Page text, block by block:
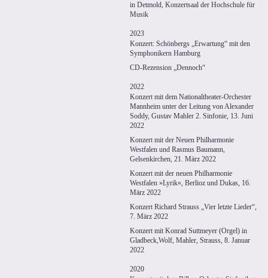
in Detmold, Konzertsaal der Hochschule für
Musik
2023
Konzert: Schönbergs „Erwartung“ mit den
Symphonikern Hamburg
CD-Rezension „Dennoch“
2022
Konzert mit dem Nationaltheater-Orchester
Mannheim unter der Leitung von Alexander
Soddy, Gustav Mahler 2. Sinfonie, 13. Juni
2022
Konzert mit der Neuen Philharmonie
Westfalen und Rasmus Baumann,
Gelsenkirchen, 21. März 2022
Konzert mit der neuen Philharmonie
Westfalen »Lyrik«, Berlioz und Dukas, 16.
März 2022
Konzert Richard Strauss „Vier letzte Lieder“,
7. März 2022
Konzert mit Konrad Suttmeyer (Orgel) in
Gladbeck,Wolf, Mahler, Strauss, 8. Januar
2022
2020